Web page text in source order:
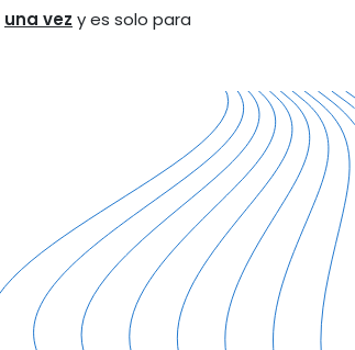
una vez y es solo para